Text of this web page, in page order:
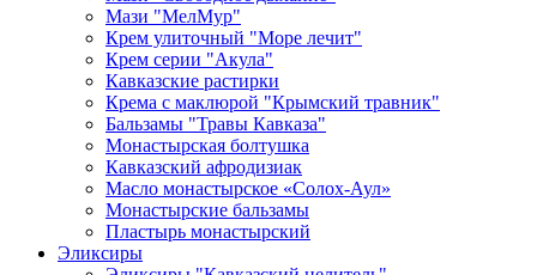
Мази "МелМур"
Крем улиточный "Море лечит"
Крем серии "Акула"
Кавказские растирки
Крема с маклюрой "Крымский травник"
Бальзамы "Травы Кавказа"
Монастырская болтушка
Кавказский афродизиак
Масло монастырское «Солох-Аул»
Монастырские бальзамы
Пластырь монастырский
Эликсиры